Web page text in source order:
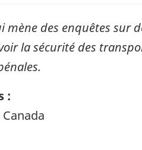
des enquêtes sur
la sécurité des
: